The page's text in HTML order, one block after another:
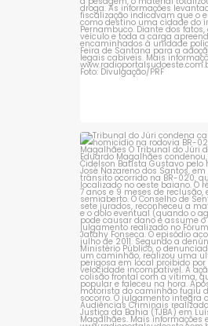
Tribunal do Júri
por...
1